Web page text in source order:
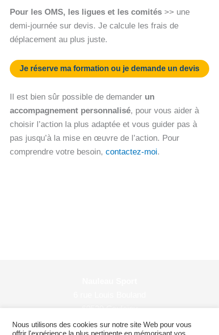
Pour les OMS, les ligues et les comités >> une
demi-journée sur devis. Je calcule les frais de
déplacement au plus juste.
Je réserve ma formation ou je demande un devis
Il est bien sûr possible de demander un
accompagnement personnalisé, pour vous aider à
choisir l’action la plus adaptée et vous guider pas à
pas jusqu’à la mise en œuvre de l’action. Pour
comprendre votre besoin, contactez-moi.
© 2026 Nauleau Sport
Nous utilisons des cookies sur notre site Web pour vous